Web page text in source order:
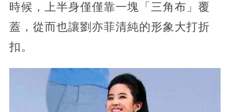
時候，上半身僅僅靠一塊「三角布」覆
蓋，從而也讓劉亦菲清純的形象大打折
扣。